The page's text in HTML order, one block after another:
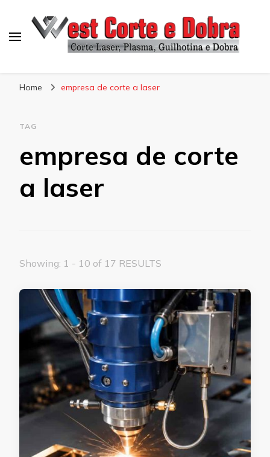
Home empresa de corte a laser
TAG
empresa de corte
a laser
Showing: 1 - 10 of 17 RESULTS